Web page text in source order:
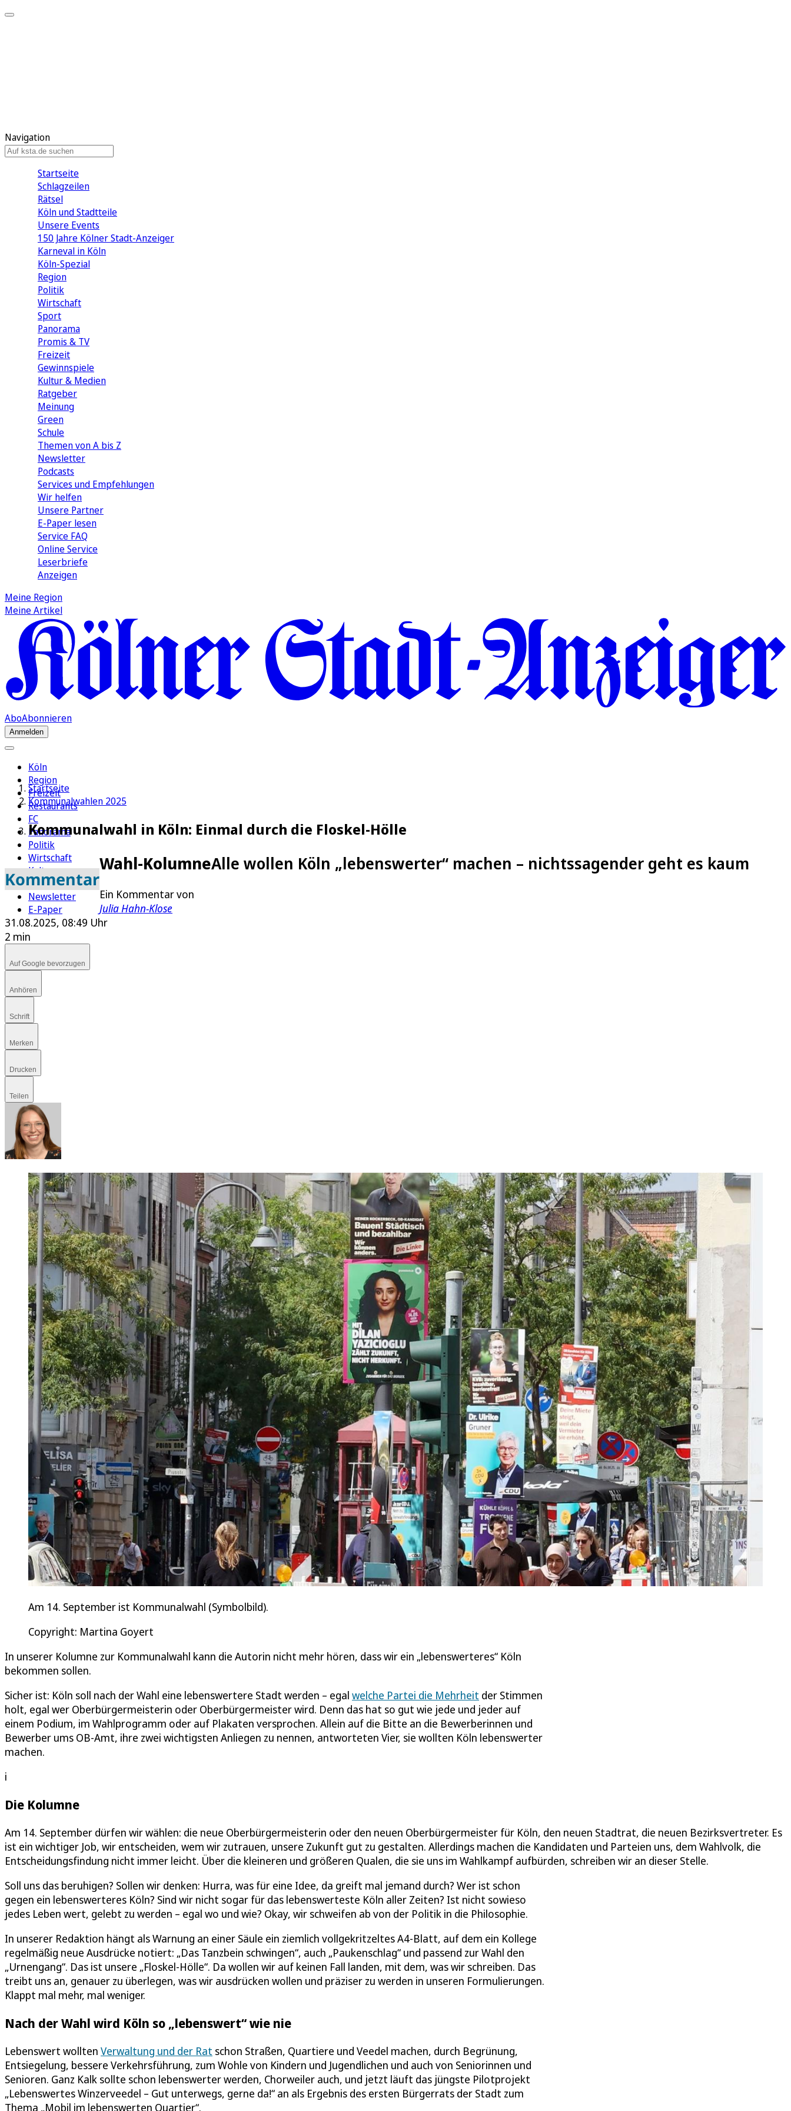
Navigation
Startseite
Schlagzeilen
Rätsel
Köln und Stadtteile
Unsere Events
150 Jahre Kölner Stadt-Anzeiger
Karneval in Köln
Köln-Spezial
Region
Politik
Wirtschaft
Sport
Panorama
Promis & TV
Freizeit
Gewinnspiele
Kultur & Medien
Ratgeber
Meinung
Green
Schule
Themen von A bis Z
Newsletter
Podcasts
Services und Empfehlungen
Wir helfen
Unsere Partner
E-Paper lesen
Service FAQ
Online Service
Leserbriefe
Anzeigen
Meine Region
Meine Artikel
AboAbonnieren
Anmelden
Köln
Region
Freizeit
Restaurants
FC
Panorama
Politik
Wirtschaft
Kultur
Rätsel
Newsletter
E-Paper
Startseite
Kommunalwahlen 2025
Kommunalwahl in Köln: Einmal durch die Floskel-Hölle
Kommentar
Wahl-KolumneAlle wollen Köln „lebenswerter“ machen – nichtssagender geht es kaum
Ein Kommentar von
Julia Hahn-Klose
31.08.2025, 08:49 Uhr
2 min
Auf Google bevorzugen
Anhören
Schrift
Merken
Drucken
Teilen
Am 14. September ist Kommunalwahl (Symbolbild).
Copyright: Martina Goyert
In unserer Kolumne zur Kommunalwahl kann die Autorin nicht mehr hören, dass wir ein „lebenswerteres“ Köln
bekommen sollen.
Sicher ist: Köln soll nach der Wahl eine lebenswertere Stadt werden – egal welche Partei die Mehrheit der Stimmen
holt, egal wer Oberbürgermeisterin oder Oberbürgermeister wird. Denn das hat so gut wie jede und jeder auf
einem Podium, im Wahlprogramm oder auf Plakaten versprochen. Allein auf die Bitte an die Bewerberinnen und
Bewerber ums OB-Amt, ihre zwei wichtigsten Anliegen zu nennen, antworteten Vier, sie wollten Köln lebenswerter
machen.
i
Die Kolumne
Am 14. September dürfen wir wählen: die neue Oberbürgermeisterin oder den neuen Oberbürgermeister für Köln, den neuen Stadtrat, die neuen Bezirksvertreter. Es
ist ein wichtiger Job, wir entscheiden, wem wir zutrauen, unsere Zukunft gut zu gestalten. Allerdings machen die Kandidaten und Parteien uns, dem Wahlvolk, die
Entscheidungsfindung nicht immer leicht. Über die kleineren und größeren Qualen, die sie uns im Wahlkampf aufbürden, schreiben wir an dieser Stelle.
Soll uns das beruhigen? Sollen wir denken: Hurra, was für eine Idee, da greift mal jemand durch? Wer ist schon
gegen ein lebenswerteres Köln? Sind wir nicht sogar für das lebenswerteste Köln aller Zeiten? Ist nicht sowieso
jedes Leben wert, gelebt zu werden – egal wo und wie? Okay, wir schweifen ab von der Politik in die Philosophie.
In unserer Redaktion hängt als Warnung an einer Säule ein ziemlich vollgekritzeltes A4-Blatt, auf dem ein Kollege
regelmäßig neue Ausdrücke notiert: „Das Tanzbein schwingen“, auch „Paukenschlag“ und passend zur Wahl den
„Urnengang“. Das ist unsere „Floskel-Hölle“. Da wollen wir auf keinen Fall landen, mit dem, was wir schreiben. Das
treibt uns an, genauer zu überlegen, was wir ausdrücken wollen und präziser zu werden in unseren Formulierungen.
Klappt mal mehr, mal weniger.
Nach der Wahl wird Köln so „lebenswert“ wie nie
Lebenswert wollten Verwaltung und der Rat schon Straßen, Quartiere und Veedel machen, durch Begrünung,
Entsiegelung, bessere Verkehrsführung, zum Wohle von Kindern und Jugendlichen und auch von Seniorinnen und
Senioren. Ganz Kalk sollte schon lebenswerter werden, Chorweiler auch, und jetzt läuft das jüngste Pilotprojekt
„Lebenswertes Winzerveedel – Gut unterwegs, gerne da!“ an als Ergebnis des ersten Bürgerrats der Stadt zum
Thema „Mobil im lebenswerten Quartier“.